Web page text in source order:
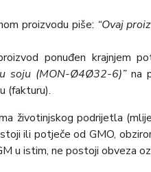
proizvodu piše: “Ovaj
ponuđen krajnjem
soju (MON-Ø4Ø32-6)”na
(fakturu).
životinjskog podrijetla
ili potječe od GMO,
u istim, ne postoji obveza